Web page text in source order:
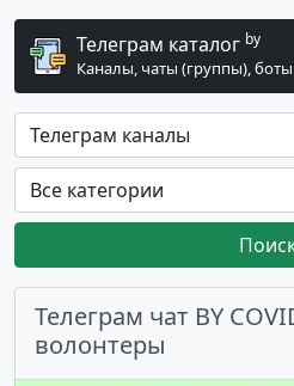
Телеграм каталог by
Каналы, чаты (группы), боты
Телеграм чат BY
волонтеры